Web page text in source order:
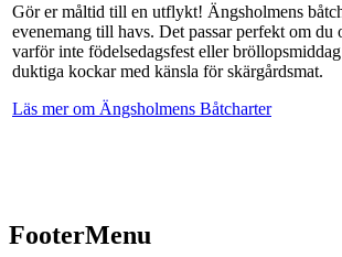
Gör er måltid till en utflykt! Ängsholmens
evenemang till havs. Det passar perfekt om
varför inte födelsedagsfest eller
duktiga kockar med känsla för skärgårdsmat.
Läs mer om Ängsholmens Båtcharter
FooterMenu